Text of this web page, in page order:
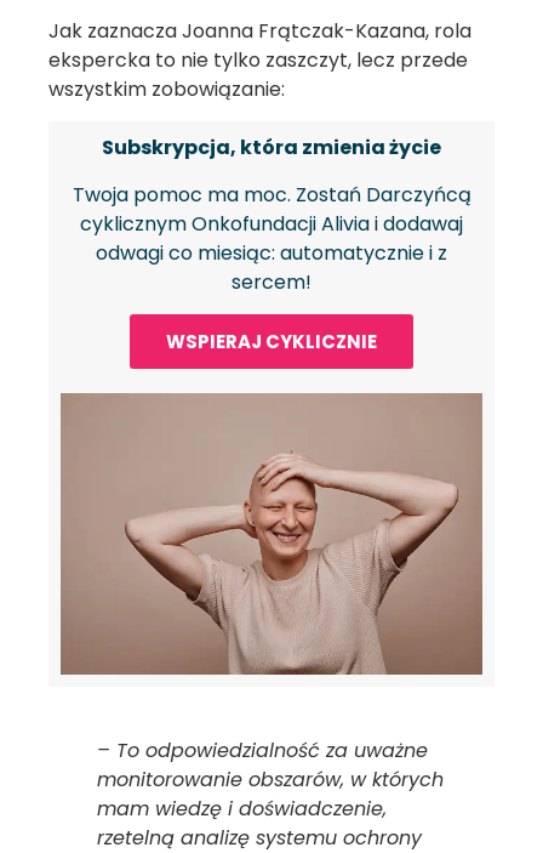
Jak zaznacza Joanna Frątczak-Kazana, rola
ekspercka to nie tylko zaszczyt, lecz przede
wszystkim zobowiązanie:
Subskrypcja, która zmienia życie
Twoja pomoc ma moc. Zostań Darczyńcą
cyklicznym Onkofundacji Alivia i dodawaj
odwagi co miesiąc: automatycznie i z
sercem!
WSPIERAJ CYKLICZNIE
– To odpowiedzialność za uważne
monitorowanie obszarów, w których
mam wiedzę i doświadczenie,
rzetelną analizę systemu ochrony